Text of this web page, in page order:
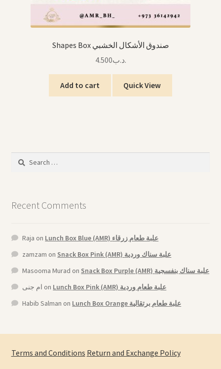
Shapes Box صندوق الأشكال الخشبي
.د.ب4.500
Add to cart Quick View
Search
Recent Comments
Raja on
Lunch Box Blue (AMR) علبة طعام زرقاء
zamzam on
Snack Box Pink (AMR) علبة سناك وردية
Masooma Murad on
Snack Box Purple (AMR) علبة سناك بنفسجية
ام جنى on
Lunch Box Pink (AMR) علبة طعام وردية
Habib Salman on Lunch Box Orange علبة طعام برتقالية
Terms and Conditions Return and Exchange Policy